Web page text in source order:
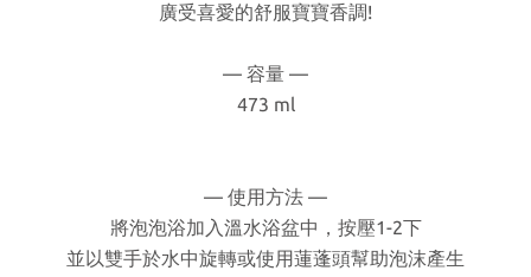
廣受喜愛的舒服寶寶香調!
— 容量 —
473 ml
— 使用方法 —
將泡泡浴加入溫水浴盆中，按壓1-2下
並以雙手於水中旋轉或使用蓮蓬頭幫助泡沫產生